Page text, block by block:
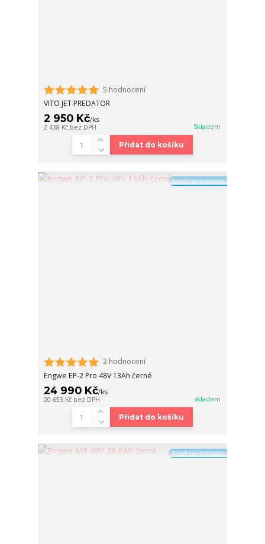
5 hodnocení
VITO JET PREDATOR
2 950 Kč/ks
2 438 Kč bez DPH Skladem
Přidat do košíku
Nově na e-shopu
2 hodnocení
Engwe EP-2 Pro 48V 13Ah černé
24 990 Kč/ks
20 653 Kč bez DPH skladem
Přidat do košíku
Nově na e-shopu